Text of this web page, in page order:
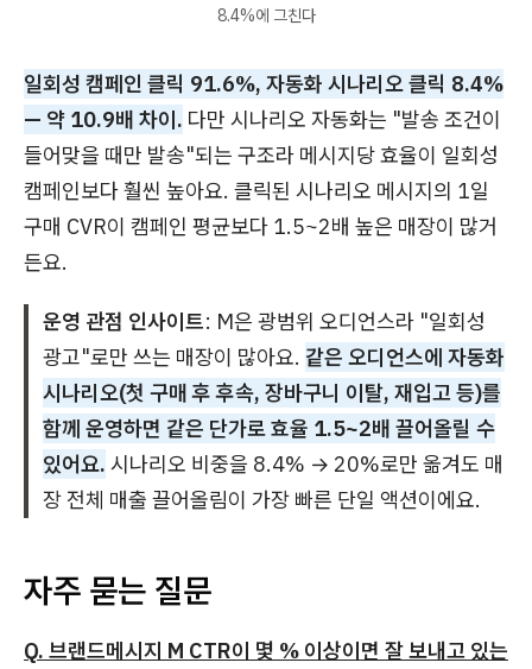
8.4%에 그친다
일회성 캠페인 클릭 91.6%, 자동화 시나리오 클릭 8.4%
— 약 10.9배 차이. 다만 시나리오 자동화는 "발송 조건이
들어맞을 때만 발송"되는 구조라 메시지당 효율이 일회성
캠페인보다 훨씬 높아요. 클릭된 시나리오 메시지의 1일
구매 CVR이 캠페인 평균보다 1.5~2배 높은 매장이 많거
든요.
운영 관점 인사이트: M은 광범위 오디언스라 "일회성
광고"로만 쓰는 매장이 많아요. 같은 오디언스에 자동화
시나리오(첫 구매 후 후속, 장바구니 이탈, 재입고 등)를
함께 운영하면 같은 단가로 효율 1.5~2배 끌어올릴 수
있어요. 시나리오 비중을 8.4% → 20%로만 옮겨도 매
장 전체 매출 끌어올림이 가장 빠른 단일 액션이에요.
자주 묻는 질문
Q. 브랜드메시지 M CTR이 몇 % 이상이면 잘 보내고 있는